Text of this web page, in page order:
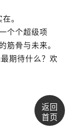
。
个个超级项
筋骨与未来。
期待什么？ 欢
返回
首页